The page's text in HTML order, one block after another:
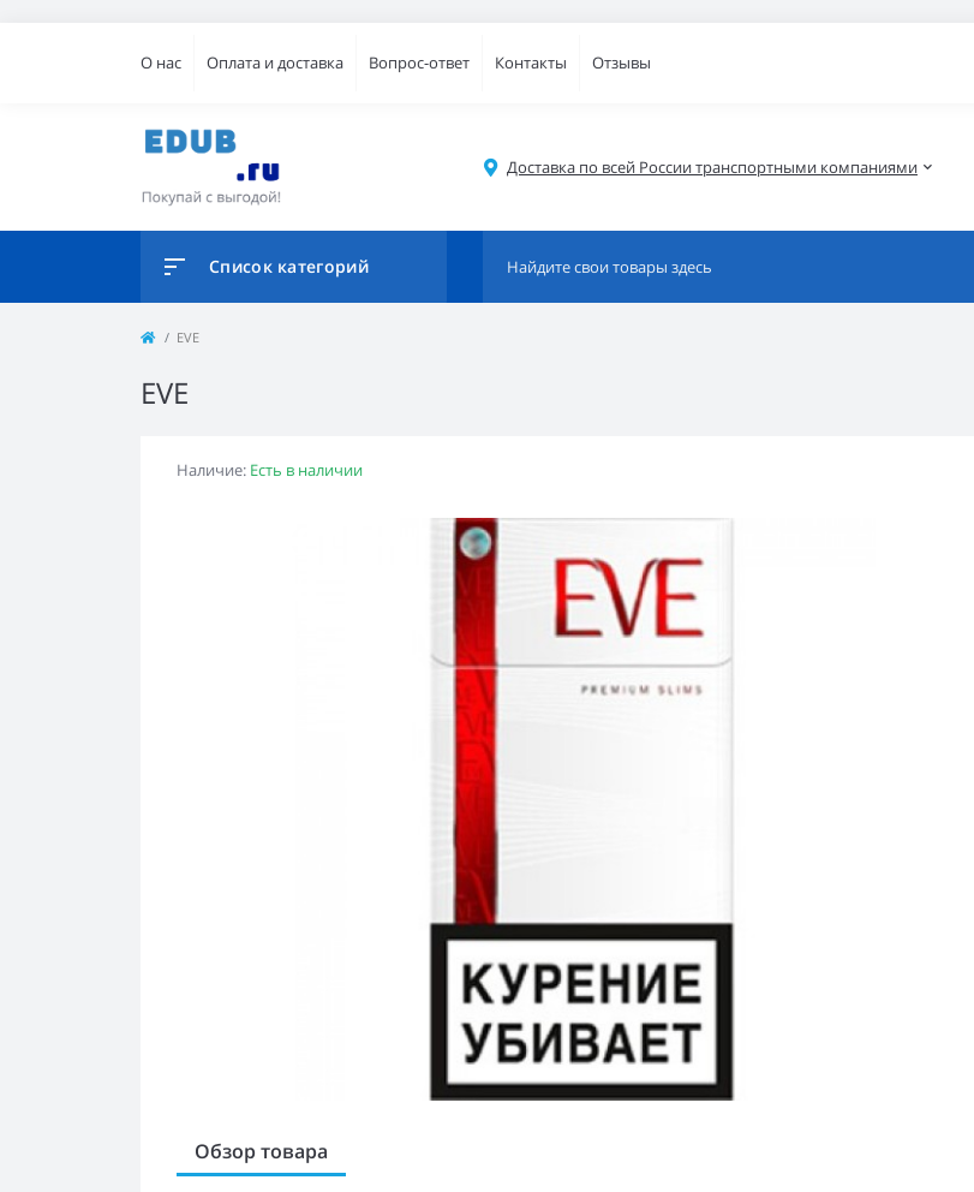
О нас Оплата и доставка Вопрос-ответ Контакты Отзывы
Доставка по всей России транспортными компаниями
Список категорий
EVE
EVE
Наличие: Есть в наличии
Обзор товара